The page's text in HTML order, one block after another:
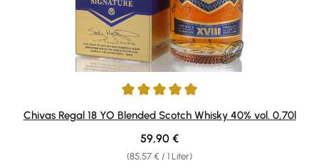
Durchschnittliche Bewertung von 4.88 von 5 Sternen
Chivas Regal 18 YO Blended Scotch Whisky 40% vol. 0,70l
(85,57 € / 1 Liter)
Regulärer Preis:
59,90 €